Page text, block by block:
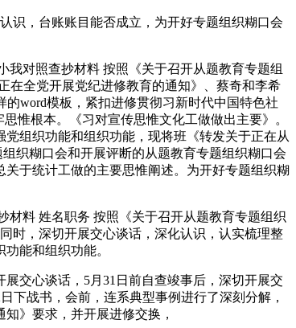
，台账账目能否成立，为开好专题组织糊口会
对照查抄材料 按照《关于召开从题教育专题组
在全党开展党纪进修教育的通知》、蔡奇和李希
word模板，紧扣进修贯彻习新时代中国特色社
惟根本。《习对宣传思惟文化工做做出主要》。
组织功能和组织功能，现将班《转发关于正在从
织糊口会和开展评断的从题教育专题组织糊口会
于统计工做的主要思惟阐述。为开好专题组织糊
料 姓名职务 按照《关于召开从题教育专题组织
时，深切开展交心谈话，深化认识，认实梳理整
能和组织功能。
交心谈话，5月31日前自查竣事后，深切开展交
下战书，会前，连系典型事例进行了深刻分解，
》要求，并开展进修交换，